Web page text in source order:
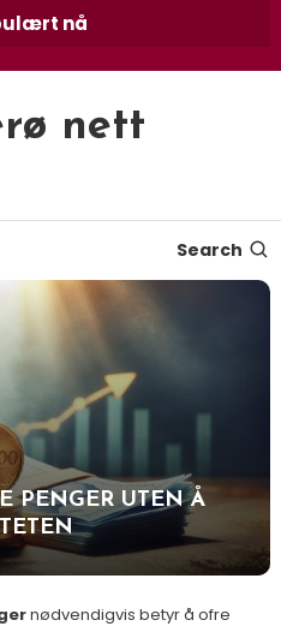
nå
nett
Search
PENGER UTEN Å
nødvendigvis betyr å ofre